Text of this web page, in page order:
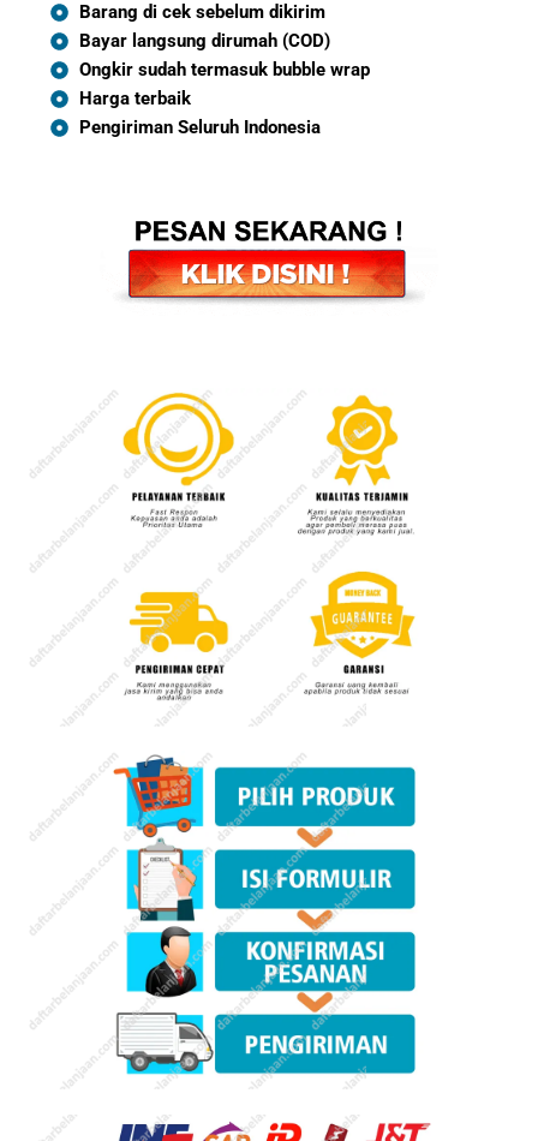
Barang di cek sebelum dikirim
Bayar langsung dirumah (COD)
Ongkir sudah termasuk bubble wrap
Harga terbaik
Pengiriman Seluruh Indonesia